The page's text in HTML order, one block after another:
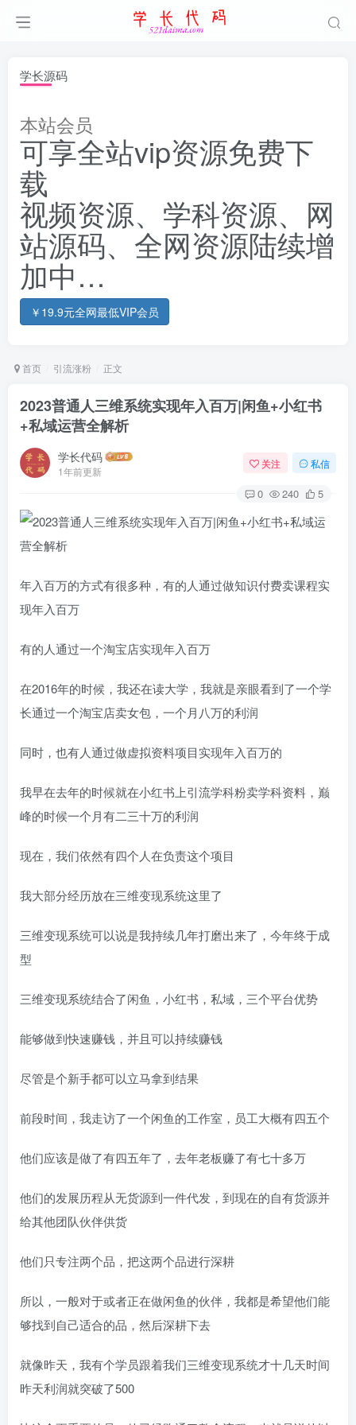
学长源码
本站会员
可享全站vip资源免费下
载
视频资源、学科资源、网
站源码、全网资源陆续增
加中…
￥19.9元全网最低VIP会员
首页 引流涨粉 正文
2023普通人三维系统实现年入百万|闲鱼+小红书
+私域运营全解析
学长代码
1年前更新
关注 私信
0 240 5
年入百万的方式有很多种，有的人通过做知识付费卖课程实
现年入百万
有的人通过一个淘宝店实现年入百万
在2016年的时候，我还在读大学，我就是亲眼看到了一个学
长通过一个淘宝店卖女包，一个月八万的利润
同时，也有人通过做虚拟资料项目实现年入百万的
我早在去年的时候就在小红书上引流学科粉卖学科资料，巅
峰的时候一个月有二三十万的利润
现在，我们依然有四个人在负责这个项目
我大部分经历放在三维变现系统这里了
三维变现系统可以说是我持续几年打磨出来了，今年终于成
型
三维变现系统结合了闲鱼，小红书，私域，三个平台优势
能够做到快速赚钱，并且可以持续赚钱
尽管是个新手都可以立马拿到结果
前段时间，我走访了一个闲鱼的工作室，员工大概有四五个
他们应该是做了有四五年了，去年老板赚了有七十多万
他们的发展历程从无货源到一件代发，到现在的自有货源并
给其他团队伙伴供货
他们只专注两个品，把这两个品进行深耕
所以，一般对于或者正在做闲鱼的伙伴，我都是希望他们能
够找到自己适合的品，然后深耕下去
就像昨天，我有个学员跟着我们三维变现系统才十几天时间
昨天利润就突破了500